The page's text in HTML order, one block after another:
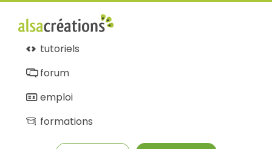
tutoriels
forum
emploi
formations